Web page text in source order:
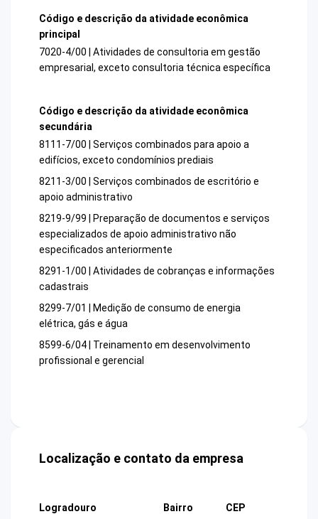
Código e descrição da atividade econômica
principal
7020-4/00 | Atividades de consultoria em gestão
empresarial, exceto consultoria técnica específica
Código e descrição da atividade econômica
secundária
8111-7/00 | Serviços combinados para apoio a
edifícios, exceto condomínios prediais
8211-3/00 | Serviços combinados de escritório e
apoio administrativo
8219-9/99 | Preparação de documentos e serviços
especializados de apoio administrativo não
especificados anteriormente
8291-1/00 | Atividades de cobranças e informações
cadastrais
8299-7/01 | Medição de consumo de energia
elétrica, gás e água
8599-6/04 | Treinamento em desenvolvimento
profissional e gerencial
Localização e contato da empresa
Logradouro
Bairro
CEP